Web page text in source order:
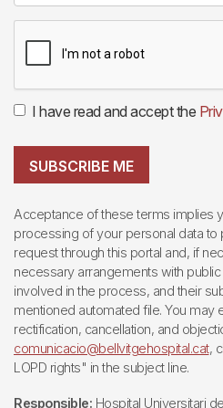
I have read and accept the
SUBSCRIBE ME
Acceptance of these terms implies
processing of your personal data
request through this portal and, if
necessary arrangements with
involved in the process, and their
mentioned automated file. You
rectification, cancellation, and
comunicacio@bellvitgehospital.cat,
LOPD rights" in the subject line.
Responsible: Hospital Universitari